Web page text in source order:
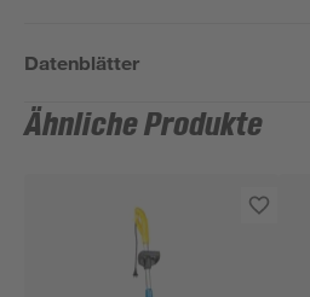
Datenblätter
Ähnliche Produkte